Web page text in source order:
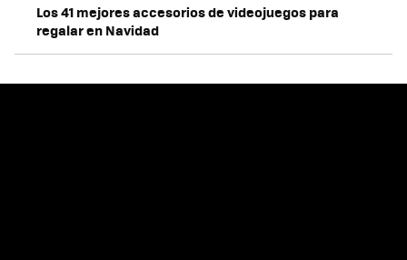
Los 41 mejores accesorios de videojuegos para
regalar en Navidad